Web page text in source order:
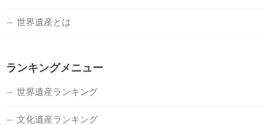
世界遺産とは
ランキングメニュー
世界遺産ランキング
文化遺産ランキング